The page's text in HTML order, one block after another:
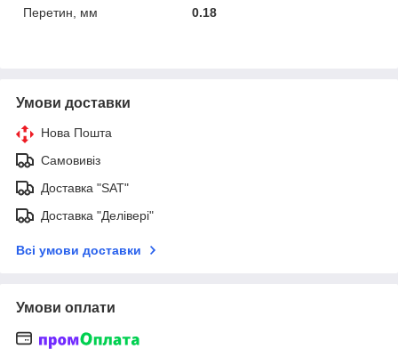
Перетин, мм
0.18
Умови доставки
Нова Пошта
Самовивіз
Доставка "SAT"
Доставка "Делівері"
Всі умови доставки
Умови оплати